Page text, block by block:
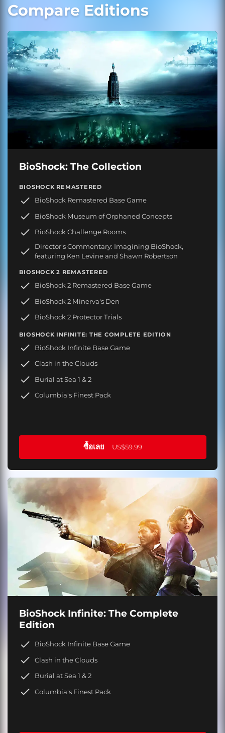
Compare Editions
BioShock: The Collection
BIOSHOCK REMASTERED
BioShock Remastered Base Game
BioShock Museum of Orphaned Concepts
BioShock Challenge Rooms
Director's Commentary: Imagining BioShock,
featuring Ken Levine and Shawn Robertson
BIOSHOCK 2 REMASTERED
BioShock 2 Remastered Base Game
BioShock 2 Minerva's Den
BioShock 2 Protector Trials
BIOSHOCK INFINITE: THE COMPLETE EDITION
BioShock Infinite Base Game
Clash in the Clouds
Burial at Sea 1 & 2
Columbia's Finest Pack
ซื้อเลย US$59.99
BioShock Infinite: The Complete
Edition
BioShock Infinite Base Game
Clash in the Clouds
Burial at Sea 1 & 2
Columbia's Finest Pack